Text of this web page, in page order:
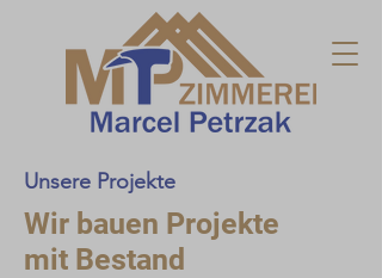
Unsere Projekte
Wir bauen Projekte
mit Bestand